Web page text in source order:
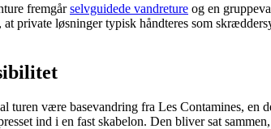
fremgårselvguidede vandreture og en
private løsninger typisk håndteres som
turen være basevandring fra Les Contamines,
ind i en fast skabelon. Den bliver sat